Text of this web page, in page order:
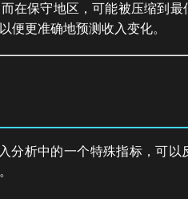
在保守地区，可能被压缩到
便更准确地预测收入变化。
分析中的一个特殊指标，可